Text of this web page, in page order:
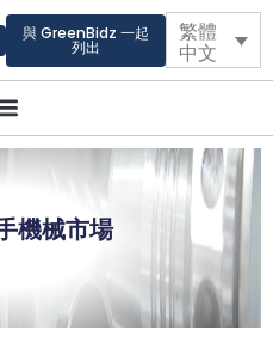
與 GreenBidz 一起
列出
繁體
中文
機械市場